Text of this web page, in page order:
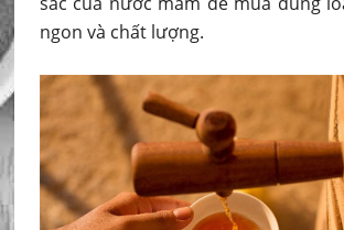
ngon và chất lượng.